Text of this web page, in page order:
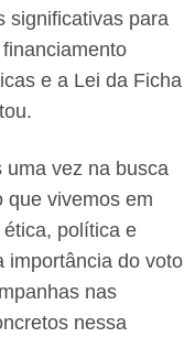
significativas para
e a Lei da Ficha
uma vez na busca
que vivemos em
política e
importância do voto
nas
nessa